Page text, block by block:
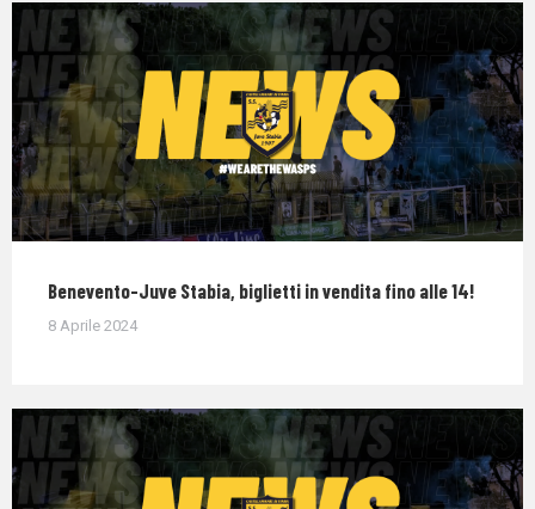
Benevento-Juve Stabia, biglietti in vendita fino alle 14!
8 Aprile 2024